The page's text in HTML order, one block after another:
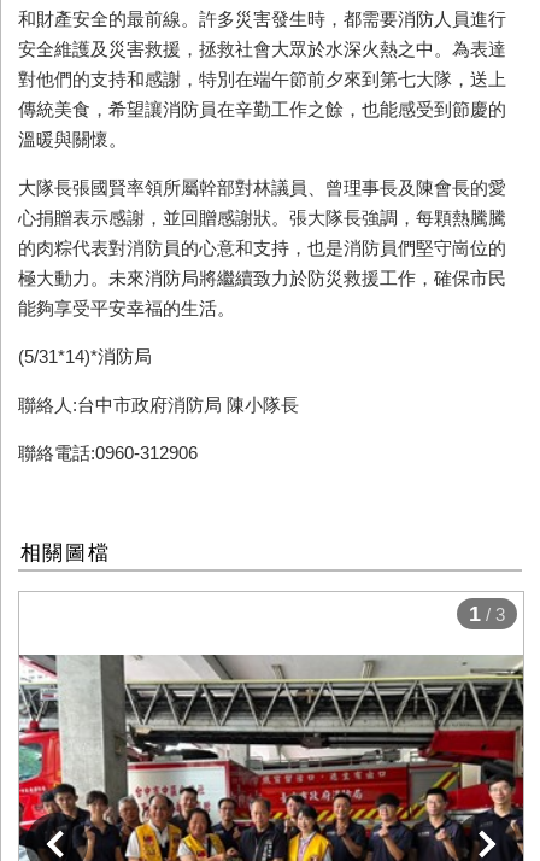
和財產安全的最前線。許多災害發生時，都需要消防人員進行
安全維護及災害救援，拯救社會大眾於水深火熱之中。為表達
對他們的支持和感謝，特別在端午節前夕來到第七大隊，送上
傳統美食，希望讓消防員在辛勤工作之餘，也能感受到節慶的
溫暖與關懷。
大隊長張國賢率領所屬幹部對林議員、曾理事長及陳會長的愛
心捐贈表示感謝，並回贈感謝狀。張大隊長強調，每顆熱騰騰
的肉粽代表對消防員的心意和支持，也是消防員們堅守崗位的
極大動力。未來消防局將繼續致力於防災救援工作，確保市民
能夠享受平安幸福的生活。
(5/31*14)*消防局
聯絡人:台中市政府消防局 陳小隊長
聯絡電話:0960-312906
相關圖檔
下一張
1 / 3